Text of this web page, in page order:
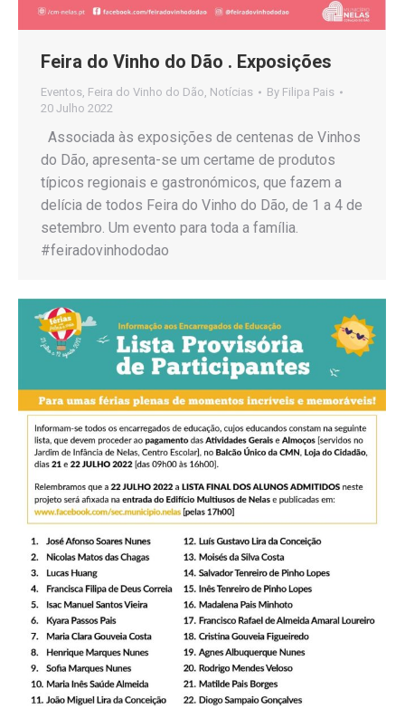
Feira do Vinho do Dão . Exposições
Eventos, Feira do Vinho do Dão, Notícias By Filipa Pais
20 Julho 2022
Associada às exposições de centenas de Vinhos
do Dão, apresenta-se um certame de produtos
típicos regionais e gastronómicos, que fazem a
delícia de todos Feira do Vinho do Dão, de 1 a 4 de
setembro. Um evento para toda a família.
#feiradovinhododao